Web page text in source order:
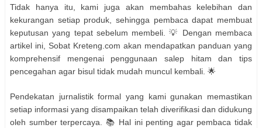
Tidak hanya itu, kami juga akan membahas kelebihan dan
kekurangan setiap produk, sehingga pembaca dapat membuat
keputusan yang tepat sebelum membeli. 💡 Dengan membaca
artikel ini, Sobat Kreteng.com akan mendapatkan panduan yang
komprehensif mengenai penggunaan salep hitam dan tips
pencegahan agar bisul tidak mudah muncul kembali. 🌟
Pendekatan jurnalistik formal yang kami gunakan memastikan
setiap informasi yang disampaikan telah diverifikasi dan didukung
oleh sumber terpercaya. 📚 Hal ini penting agar pembaca tidak